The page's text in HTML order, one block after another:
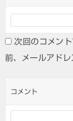
次回のコメン
前、メールアドレ
コメント